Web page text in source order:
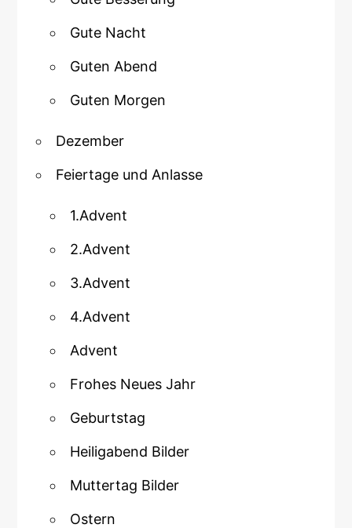
Gute Nacht
Guten Abend
Guten Morgen
Dezember
Feiertage und Anlasse
1.Advent
2.Advent
3.Advent
4.Advent
Advent
Frohes Neues Jahr
Geburtstag
Heiligabend Bilder
Muttertag Bilder
Ostern